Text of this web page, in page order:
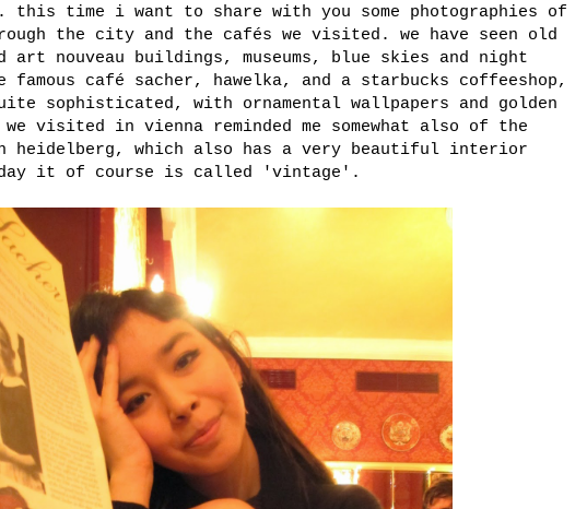
time i want to share with you some photographies of
the city and the cafés we visited. we have seen old
art nouveau buildings, museums, blue skies and night
café sacher, hawelka, and a starbucks coffeeshop,
sophisticated, with ornamental wallpapers and golden
visited in vienna reminded me somewhat also of the
heidelberg, which also has a very beautiful interior
it of course is called 'vintage'.